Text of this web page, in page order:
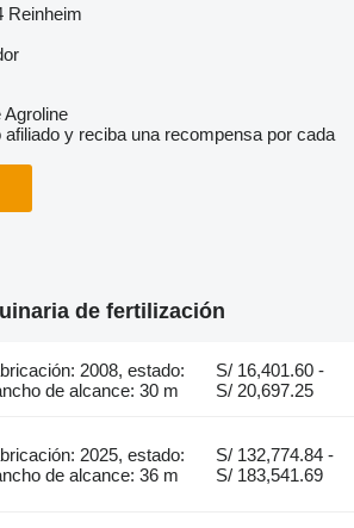
Reinheim
y reciba una recompensa por cada
de fertilización
2008, estado:
de alcance: 30 m
S/ 16,401.60 -
S/ 20,697.25
2025, estado:
de alcance: 36 m
S/ 132,774.84 -
S/ 183,541.69